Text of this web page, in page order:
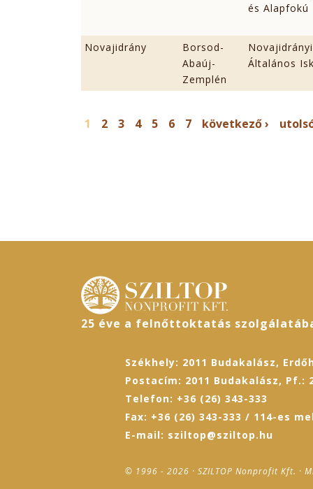
és Alapfokú
Novajidrány
Borsod-
Abaúj-
Zemplén
Általános
OLDALAK
1 2 3 4 5 6 7 következő ›
25 éve a felnőttoktatás
Székhely: 2011 Budakalász,
Postacím: 2011 Budakalász, Pf.:
Telefon: +36 (26) 343-333
Fax: +36 (26) 343-333 / 114-es
E-mail: sziltop@sziltop.hu
© 1996 - 2026 · SZILTOP Nonprofit Kft. ·